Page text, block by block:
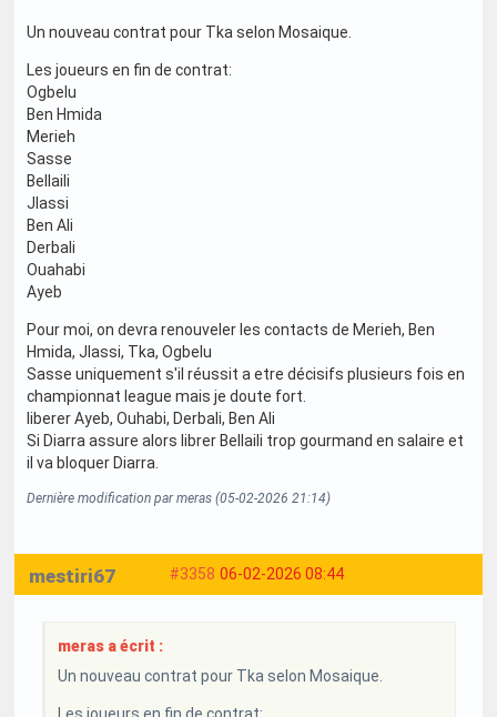
Un nouveau contrat pour Tka selon Mosaique.
Les joueurs en fin de contrat:
Ogbelu
Ben Hmida
Merieh
Sasse
Bellaili
Jlassi
Ben Ali
Derbali
Ouahabi
Ayeb
Pour moi, on devra renouveler les contacts de Merieh, Ben
Hmida, Jlassi, Tka, Ogbelu
Sasse uniquement s'il réussit a etre décisifs plusieurs fois en
championnat league mais je doute fort.
liberer Ayeb, Ouhabi, Derbali, Ben Ali
Si Diarra assure alors librer Bellaili trop gourmand en salaire et
il va bloquer Diarra.
Dernière modification par meras (05-02-2026 21:14)
#3358 06-02-2026 08:44
mestiri67
meras a écrit :
Un nouveau contrat pour Tka selon Mosaique.
Les joueurs en fin de contrat: